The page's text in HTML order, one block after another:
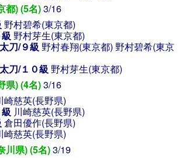
都) (5名)3/16
野村碧希(東京都)
野村芽生(東京都)
刀/９級 野村春翔(東京都) 野村碧希(東京
刀/１０級 野村芽生(東京都)
県) (4名)3/16
崎慈英(長野県)
川崎慈英(長野県)
倉田優作(長野県)
崎慈英(長野県)
川県) (5名)3/19